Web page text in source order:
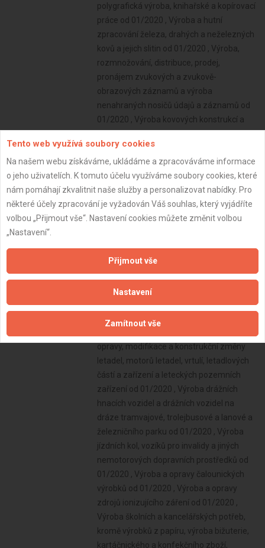
Tento web využívá soubory cookies
Na našem webu získáváme, ukládáme a zpracováváme informace
o jeho uživatelích. K tomuto účelu využíváme soubory cookies, které
nám pomáhají zkvalitnit naše služby a personalizovat nabídky. Pro
některé účely zpracování je vyžadován Váš souhlas, který vyjádříte
volbou „Přijmout vše“. Nastavení cookies můžete změnit volbou
„Nastavení“.
Přijmout vše
Nastavení
Zamítnout vše